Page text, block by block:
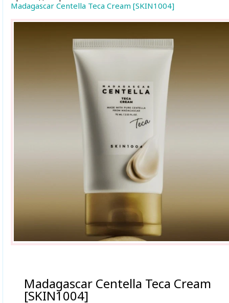
Madagascar Centella Teca Cream [SKIN1004]
Madagascar Centella Teca Cream
[SKIN1004]